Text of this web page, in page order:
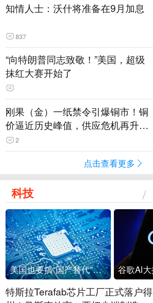
知情人士：沃什将准备在9月加息
837
“向特朗普同志致敬！”美国，超级
抹红大赛开始了
刚果（金）一纸禁令引爆铜市！铜
价逼近历史峰值，供应危机再升
级？
2
点击查看更多
科技
美国也要搞“国产替代”？先算清三笔账
特斯拉Terafab芯片工厂正式落户得